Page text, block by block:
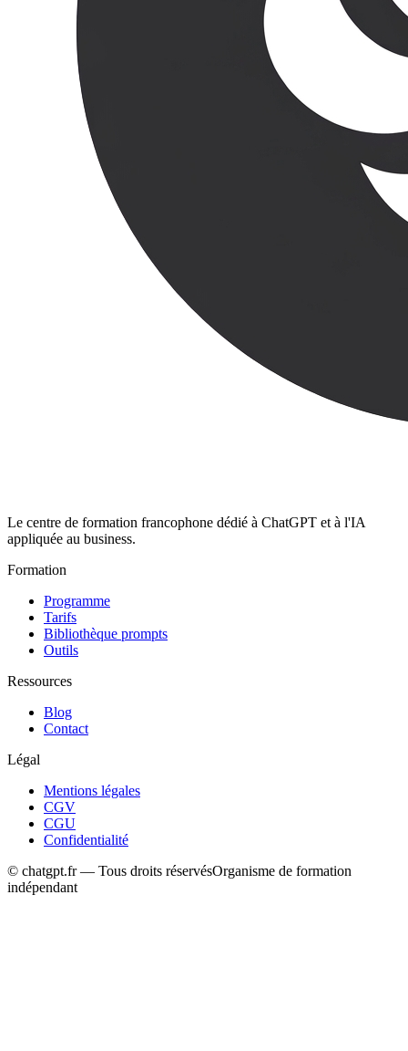
Le centre de formation francophone dédié à ChatGPT et à l'IA
appliquée au business.
Formation
Programme
Tarifs
Bibliothèque prompts
Outils
Ressources
Blog
Contact
Légal
Mentions légales
CGV
CGU
Confidentialité
© chatgpt.fr — Tous droits réservésOrganisme de formation
indépendant